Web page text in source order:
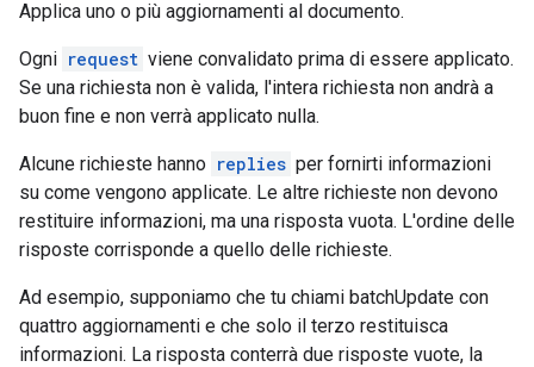
Applica uno o più aggiornamenti al documento.
Ogni request viene convalidato prima di essere applicato.
Se una richiesta non è valida, l'intera richiesta non andrà a
buon fine e non verrà applicato nulla.
Alcune richieste hanno replies per fornirti informazioni
su come vengono applicate. Le altre richieste non devono
restituire informazioni, ma una risposta vuota. L'ordine delle
risposte corrisponde a quello delle richieste.
Ad esempio, supponiamo che tu chiami batchUpdate con
quattro aggiornamenti e che solo il terzo restituisca
informazioni. La risposta conterrà due risposte vuote, la